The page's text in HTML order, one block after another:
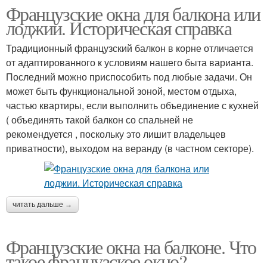
Французские окна для балкона или
лоджии. Историческая справка
Традиционный французский балкон в корне отличается
от адаптированного к условиям нашего быта варианта.
Последний можно приспособить под любые задачи. Он
может быть функциональной зоной, местом отдыха,
частью квартиры, если выполнить объединение с кухней
( объединять такой балкон со спальней не
рекомендуется , поскольку это лишит владельцев
приватности), выходом на веранду (в частном секторе).
читать дальше →
Французские окна на балконе. Что